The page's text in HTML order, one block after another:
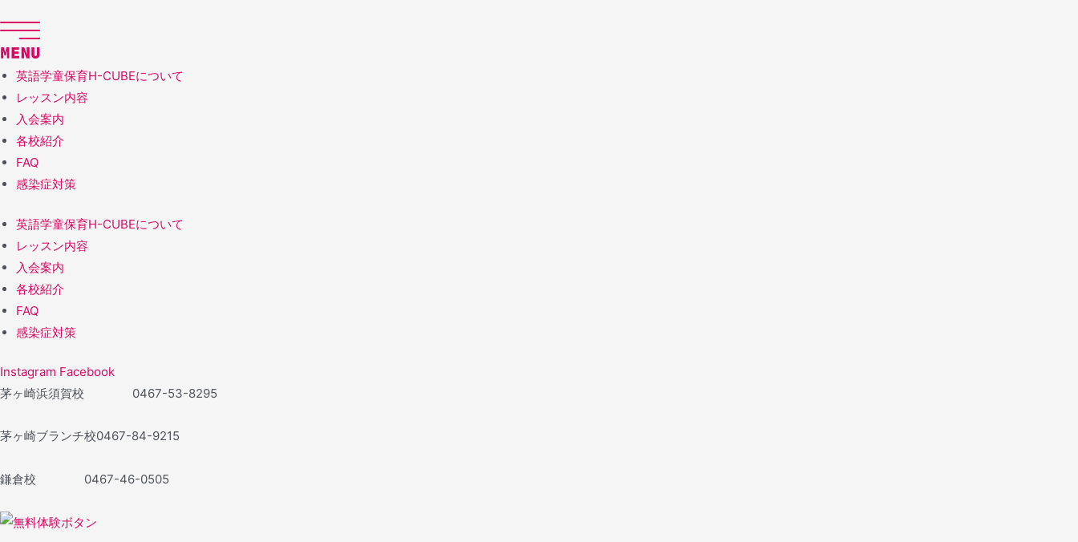
ン
テ
ン
ツ
へ
ス
キ
ッ
英語学童保育H-CUBEについて
レッスン内容
入会案内
各校紹介
FAQ
感染症対策
英語学童保育H-CUBEについて
レッスン内容
入会案内
各校紹介
FAQ
感染症対策
Instagram Facebook
茅ヶ崎浜須賀校 0467-53-8295
茅ヶ崎ブランチ校0467-84-9215
鎌倉校 0467-46-0505